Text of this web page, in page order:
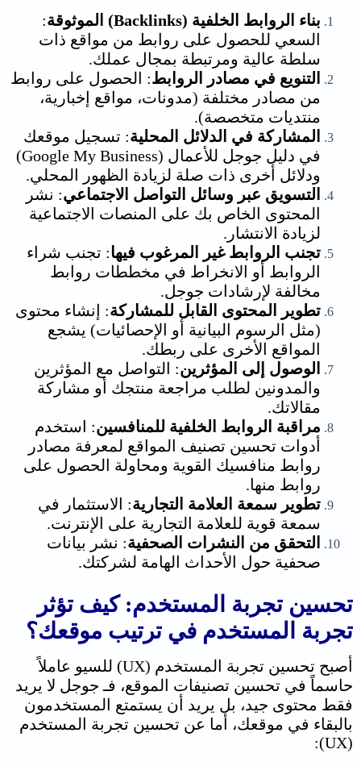
بناء الروابط الخلفية (Backlinks) الموثوقة
:
السعي للحصول على روابط من مواقع ذات
سلطة عالية ومرتبطة بمجال عملك.
التنويع في مصادر الروابط: الحصول على روابط
من مصادر مختلفة (مدونات، مواقع إخبارية،
منتديات متخصصة).
المشاركة في الدلائل المحلية: تسجيل موقعك
في دليل جوجل للأعمال (Google My Business)
ودلائل أخرى ذات صلة لزيادة الظهور المحلي.
التسويق عبر وسائل التواصل الاجتماعي: نشر
المحتوى الخاص بك على المنصات الاجتماعية
لزيادة الانتشار.
تجنب الروابط غير المرغوب فيها: تجنب شراء
الروابط أو الانخراط في مخططات روابط
مخالفة لإرشادات جوجل.
تطوير المحتوى القابل للمشاركة: إنشاء محتوى
(مثل الرسوم البيانية أو الإحصائيات) يشجع
المواقع الأخرى على ربطك.
الوصول إلى المؤثرين: التواصل مع المؤثرين
والمدونين لطلب مراجعة منتجك أو مشاركة
مقالاتك.
مراقبة الروابط الخلفية للمنافسين: استخدم
أدوات تحسين تصنيف المواقع لمعرفة مصادر
روابط منافسيك القوية ومحاولة الحصول على
روابط منها.
تطوير سمعة العلامة التجارية: الاستثمار في
سمعة قوية للعلامة التجارية على الإنترنت.
التحقق من النشرات الصحفية: نشر بيانات
صحفية حول الأحداث الهامة لشركتك.
تحسين تجربة المستخدم: كيف تؤثر
تجربة المستخدم في ترتيب موقعك؟
أصبح تحسين تجربة المستخدم (UX) للسيو عاملاً
حاسماً في تحسين تصنيفات الموقع، فـ جوجل لا يريد
فقط محتوى جيد، بل يريد أن يستمتع المستخدمون
بالبقاء في موقعك، أما عن تحسين تجربة المستخدم
(UX):